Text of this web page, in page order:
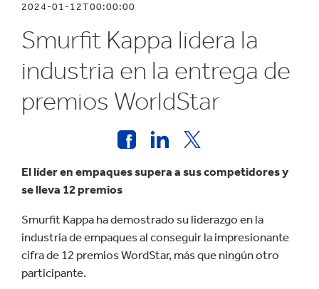
Relaciones con Prensa
Blog
2024-01-12T00:00:00
Smurfit Kappa lidera la
industria en la entrega de
premios WorldStar
El líder en empaques supera a sus competidores y
se lleva 12 premios
Smurfit Kappa ha demostrado su liderazgo en la
industria de empaques al conseguir la impresionante
cifra de 12 premios WordStar, más que ningún otro
participante.